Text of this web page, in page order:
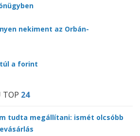
nekiment az Orbán-
a forint
TOP 24
tudta megállítani: ismét olcsóbb